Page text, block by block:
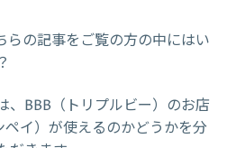
らの記事をご覧の方の中にはい
、BBB（トリプルビー）のお店
イ）が使えるのかどうかを分